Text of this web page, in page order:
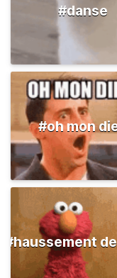
#danse
#oh mon
#haussement